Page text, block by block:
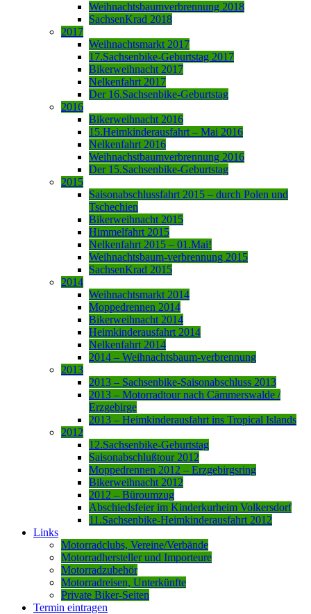
Weihnachtsbaumverbrennung 2018
SachsenKrad 2018
2017
Weihnachtsmarkt 2017
17.Sachsenbike-Geburtstag 2017
Bikerweihnacht 2017
Nelkenfahrt 2017
Der 16.Sachsenbike-Geburtstag
2016
Bikerweihnacht 2016
15.Heimkinderausfahrt – Mai 2016
Nelkenfahrt 2016
Weihnachstbaumverbrennung 2016
Der 15.Sachsenbike-Geburtstag
2015
Saisonabschlussfahrt 2015 – durch Polen und
Tschechien
Bikerweihnacht 2015
Himmelfahrt 2015
Nelkenfahrt 2015 – 01.Mai!
Weihnachtsbaum-verbrennung 2015
SachsenKrad 2015
2014
Weihnachtsmarkt 2014
Moppedrennen 2014
Bikerweihnacht 2014
Heimkinderausfahrt 2014
Nelkenfahrt 2014
2014 – Weihnachtsbaum-verbrennung
2013
2013 – Sachsenbike-Saisonabschluss 2013
2013 – Motorradtour nach Cämmerswalde /
Erzgebirge
2013 – Heimkinderausfahrt ins Tropical Islands
2012
12.Sachsenbike-Geburtstag
Saisonabschlußtour 2012
Moppedrennen 2012 – Erzgebirgsring
Bikerweihnacht 2012
2012 – Büroumzug
Abschiedsfeier im Kinderkurheim Volkersdorf
11.Sachsenbike-Heimkinderausfahrt 2012
Links
Motorradclubs, Vereine/Verbände
Motorradhersteller und Importeure
Motorradzubehör
Motorradreisen, Unterkünfte
Private Biker-Seiten
Termin eintragen